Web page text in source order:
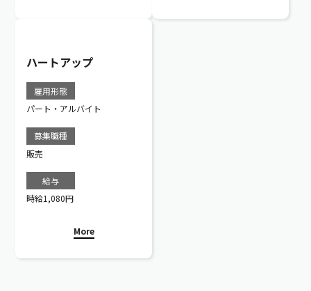
優遇します。
ハートアップ
雇用形態
パート・アルバイト
募集職種
販売
給与
時給1,080円
More